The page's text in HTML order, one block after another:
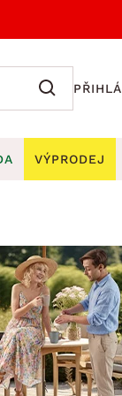
židle a křesla
Zahradní lavice
Zahradní stoly
houpačky
lehátka
VÝPRODEJ